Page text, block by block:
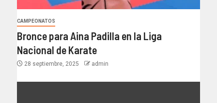
CAMPEONATOS
Bronce para Aina Padilla en la Liga
Nacional de Karate
28 septiembre, 2025 admin